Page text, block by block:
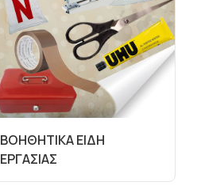
ΒΟΗΘΗΤΙΚΑ ΕΙΔΗ
ΕΡΓΑΣΙΑΣ